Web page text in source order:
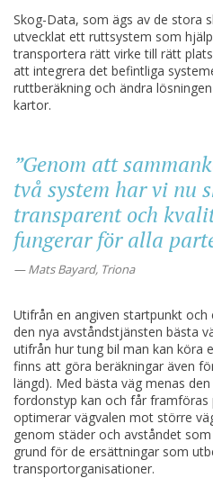
Skog-Data, som ägs av de stora
utvecklat ett ruttsystem som
transportera rätt virke till rätt
att integrera det befintliga
ruttberäkning och ändra
kartor.
”Genom att
två system har vi nu
transparent och
fungerar för alla
Mats Bayard, Triona
Utifrån en angiven startpunkt
den nya avståndstjänsten bästa
utifrån hur tung bil man kan köra
finns att göra beräkningar även
längd). Med bästa väg menas
fordonstyp kan och får framföras
optimerar vägvalen mot större
genom städer och avståndet
grund för de ersättningar som
transportorganisationer.